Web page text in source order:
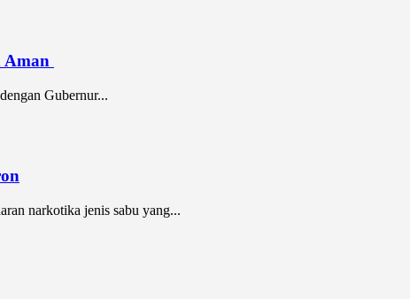
Aman
Gubernur...
narkotika jenis sabu yang...